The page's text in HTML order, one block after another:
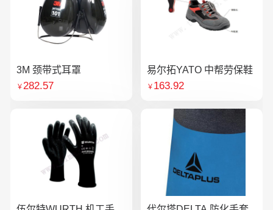
3M 颈带式耳罩
￥282.57
易尔拓YATO 中帮劳保鞋
￥ 163.92